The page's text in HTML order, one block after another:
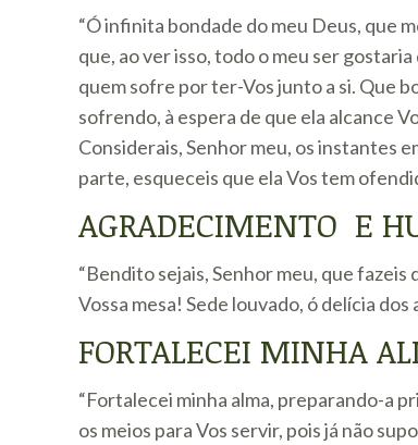
“Ó infinita bondade do meu Deus, que
que, ao ver isso, todo o meu ser
quem sofre por ter-Vos junto a si. Que
sofrendo, à espera de que ela alcance
Considerais, Senhor meu, os instantes
parte, esqueceis que ela Vos tem
AGRADECIMENTO E
“Bendito sejais, Senhor meu, que
Vossa mesa! Sede louvado, ó delícia
FORTALECEI MINHA
“Fortalecei minha alma, preparando-a
os meios para Vos servir, pois já não